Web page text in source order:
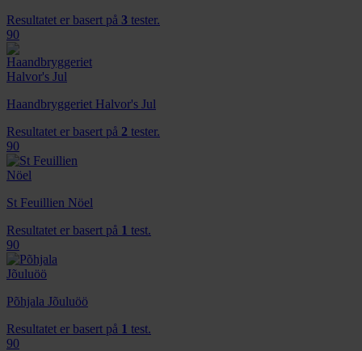
Resultatet er basert på 3 tester.
90
Haandbryggeriet Halvor's Jul
Resultatet er basert på 2 tester.
90
St Feuillien Nöel
Resultatet er basert på 1 test.
90
Põhjala Jõuluöö
Resultatet er basert på 1 test.
90